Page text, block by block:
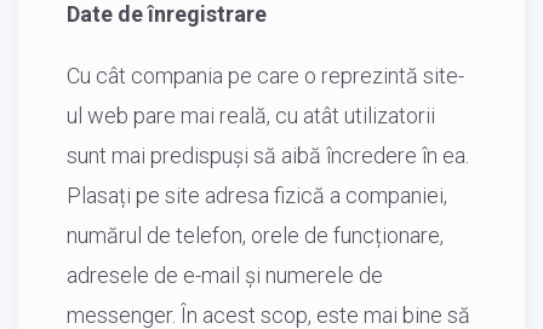
Date de înregistrare
Cu cât compania pe care o reprezintă site-
ul web pare mai reală, cu atât utilizatorii
sunt mai predispuși să aibă încredere în ea.
Plasați pe site adresa fizică a companiei,
numărul de telefon, orele de funcționare,
adresele de e-mail și numerele de
messenger. În acest scop, este mai bine să